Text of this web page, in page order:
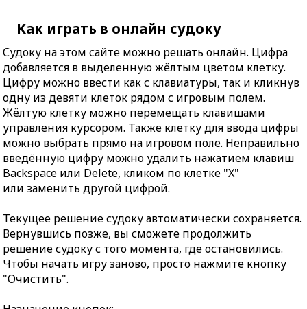
Как играть в онлайн судоку
Судоку на этом сайте можно решать онлайн. Цифра
добавляется в выделенную жёлтым цветом клетку.
Цифру можно ввести как с клавиатуры, так и кликнув
одну из девяти клеток рядом с игровым полем.
Жёлтую клетку можно перемещать клавишами
управления курсором. Также клетку для ввода цифры
можно выбрать прямо на игровом поле. Неправильно
введённую цифру можно удалить нажатием клавиш
Backspace или Delete, кликом по клетке "X"
или заменить другой цифрой.
Текущее решение судоку автоматически сохраняется.
Вернувшись позже, вы сможете продолжить
решение судоку с того момента, где остановились.
Чтобы начать игру заново, просто нажмите кнопку
"Очистить".